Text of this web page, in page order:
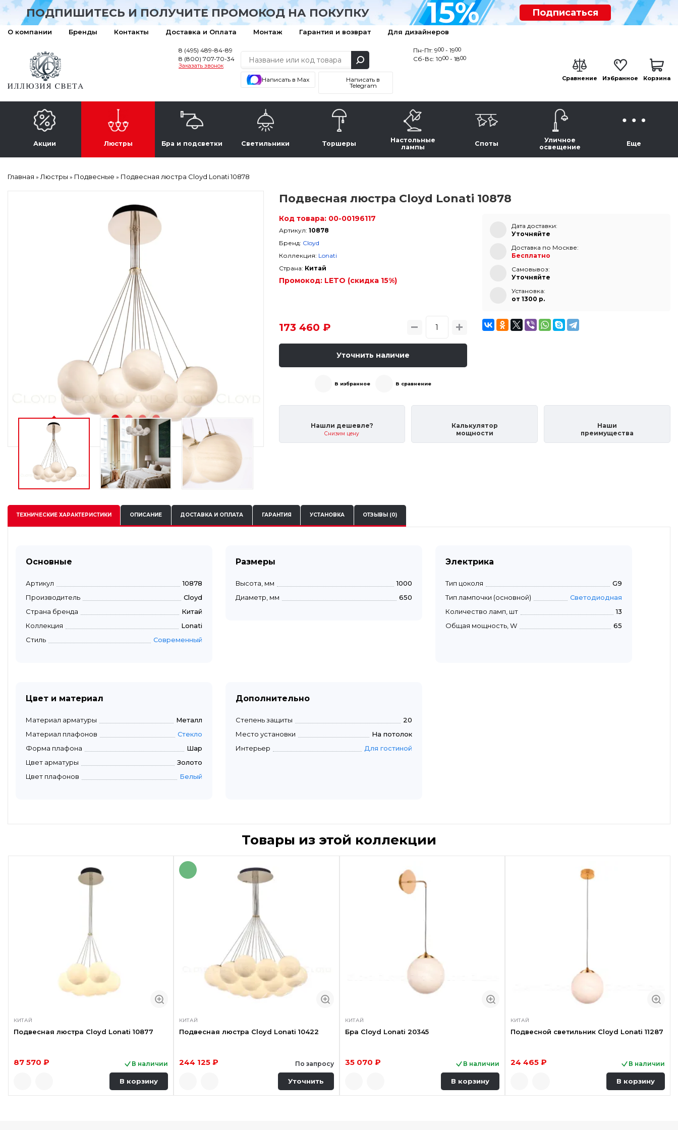
ПОДПИШИТЕСЬ И ПОЛУЧИТЕ ПРОМОКОД НА ПОКУПКУ 15% Подписаться
О компании Бренды Контакты Доставка и Оплата Монтаж Гарантия и возврат Для дизайнеров
8 (495) 489-84-89
8 (800) 707-70-34
Заказать звонок
Написать в Max
Написать в
Telegram
Пн-Пт: 900 - 1900
Сб-Вс: 1000 - 1800
Сравнение Избранное Корзина
Акции Люстры Бра и подсветки Светильники Торшеры
Настольные
лампы
Споты
Уличное
освещение
Еще
Главная »Люстры » Подвесные » Подвесная люстра Cloyd Lonati 10878
Подвесная люстра Cloyd Lonati 10878
Код товара: 00-00196117
Артикул: 10878
Бренд: Cloyd
Коллекция: Lonati
Страна: Китай
Промокод: LETO (скидка 15%)
173 460 ₽
Уточнить наличие
В избранное В сравнение
Дата доставки:
Уточняйте
Доставка по Москве:
Бесплатно
Самовывоз:
Уточняйте
Установка:
от 1300 p.
Нашли дешевле?
Снизим цену
Калькулятор
мощности
Наши
преимущества
ТЕХНИЧЕСКИЕХАРАКТЕРИСТИКИ ОПИСАНИЕ ДОСТАВКА И ОПЛАТА ГАРАНТИЯ УСТАНОВКА ОТЗЫВЫ (0)
Основные
Артикул
10878
Производитель
Cloyd
Страна бренда
Китай
Коллекция
Lonati
Стиль
Современный
Размеры
Высота, мм
1000
Диаметр, мм
650
Электрика
Тип цоколя
G9
Тип лампочки (основной)
Светодиодная
Количество ламп, шт
13
Общая мощность, W
65
Цвет и материал
Материал арматуры
Металл
Материал плафонов
Стекло
Форма плафона
Шар
Цвет арматуры
Золото
Цвет плафонов
Белый
Дополнительно
Степень защиты
20
Место установки
На потолок
Интерьер
Для гостиной
Товары из этой коллекции
КИТАЙ
Подвесная люстра Cloyd Lonati 10877
87 570 ₽ В наличии
В корзину
КИТАЙ
Подвесная люстра Cloyd Lonati 10422
244 125 ₽ По запросу
Уточнить
КИТАЙ
Бра Cloyd Lonati 20345
35 070 ₽ В наличии
В корзину
КИТАЙ
Подвесной светильник Cloyd Lonati 11287
24 465 ₽ В наличии
В корзину